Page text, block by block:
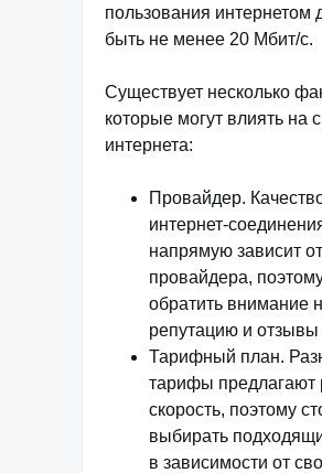
пользования интернетом
быть не менее 20 Мбит/с.
Существует несколько
которые могут влиять на
интернета:
Провайдер.
интернет-
напрямую зависит от
провайдера,
обратить внимание
репутацию и
Тарифный план.
тарифы предлагают
скорость, поэтому
выбирать
в зависимости от